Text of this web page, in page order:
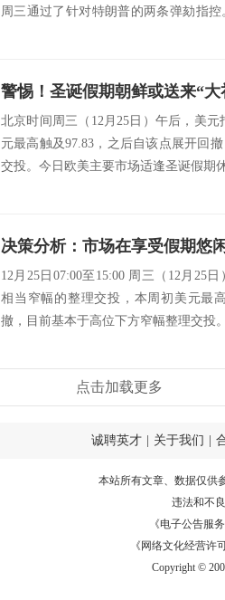
周三通过了针对特朗普的两条弹劾指
北京时间周三（12月25日）午后，美
元最高触及97.83，之后自该点展开回
交投。今日欧美主要市场适逢圣诞假期
12月25日07:00至15:00 周三（12月25
相当窄幅的整理交投，本周初美元最
撤，目前基本于高位下方窄幅整理交投
点击加载更多
诚聘英才 关于我们
本站所有文章、数据仅供
违法和不
《电子公告服务
《网络文化经营许
Copyright ©